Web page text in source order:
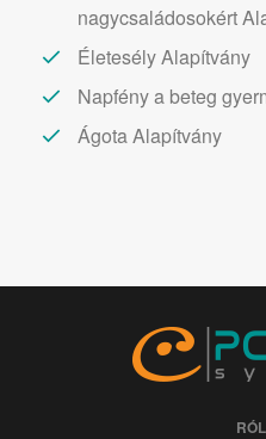
nagycsaládosokért
Életesély Alapítvány
Napfény a beteg
Ágota Alapítvány